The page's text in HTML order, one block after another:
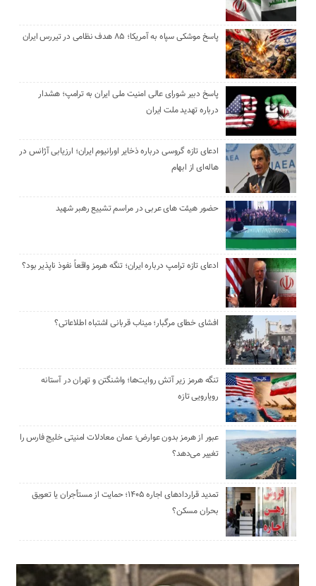
پاسخ موشکی سپاه به آمریکا؛ ۸۵ هدف نظامی در تیررس ایران
پاسخ دبیر شورای عالی امنیت ملی ایران به ترامپ؛ هشدار
درباره تهدید ملت ایران
ادعای تازه گروسی درباره ذخایر اورانیوم ایران؛ ارزیابی آژانس در
هاله‌ای از ابهام
حضور هیئت‌ های عربی در مراسم تشییع رهبر شهید
ادعای تازه ترامپ درباره ایران؛ تنگه هرمز واقعاً نفوذ ناپذیر بود؟
افشای خطای مرگبار؛ میناب قربانی اشتباه اطلاعاتی؟
تنگه هرمز زیر آتش روایت‌ها؛ واشنگتن و تهران در آستانه
رویارویی تازه
عبور از هرمز بدون عوارض؛ عمان معادلات امنیتی خلیج فارس را
تغییر می‌دهد؟
تمدید قراردادهای اجاره ۱۴۰۵؛ حمایت از مستأجران یا تعویق
بحران مسکن؟